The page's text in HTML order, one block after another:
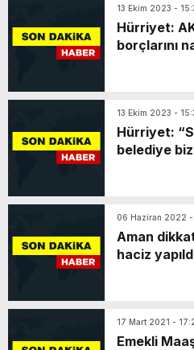
13 Ekim 2023 -
Hürriyet:
borçlarını
13 Ekim 2023 -
Hürriyet:
belediye
06 Haziran 2022 -
Aman
haciz
17 Mart 2021 -
Emekli